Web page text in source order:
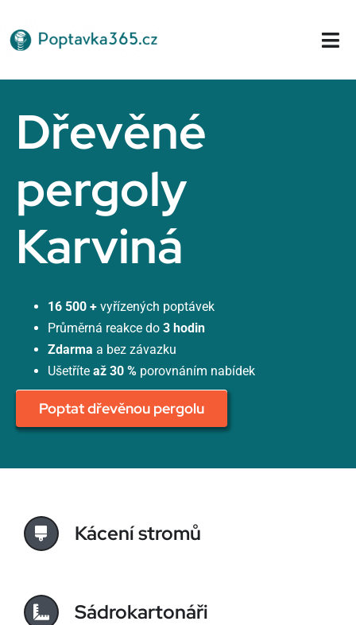
na
obsah
Dřevěné
pergoly
Karviná
16 500 + vyřízených poptávek
Průměrná reakce do 3 hodin
Zdarma a bez závazku
Ušetříte až 30 %porovnáním nabídek
Poptat dřevěnou pergolu
Kácení stromů
Sádrokartonáři